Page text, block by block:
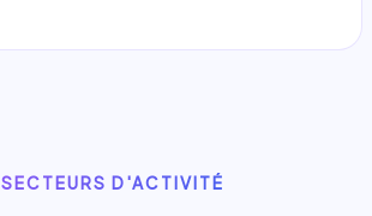
SECTEURS D'ACTIVITÉ